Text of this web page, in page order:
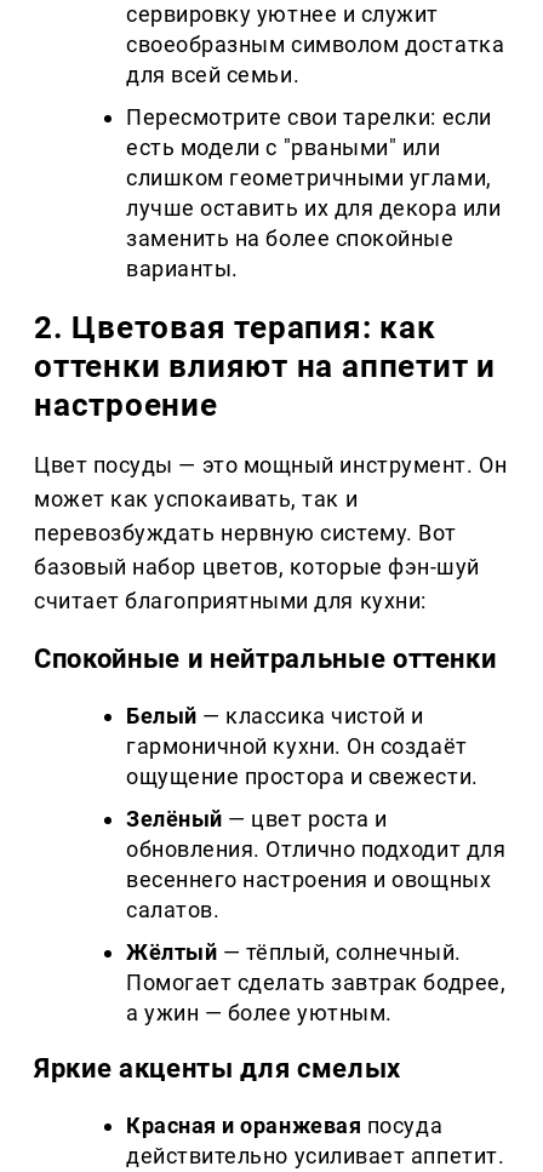
сервировку уютнее и служит
своеобразным символом достатка
для всей семьи.
Пересмотрите свои тарелки: если
есть модели с "рваными" или
слишком геометричными углами,
лучше оставить их для декора или
заменить на более спокойные
варианты.
2. Цветовая терапия: как
оттенки влияют на аппетит и
настроение
Цвет посуды — это мощный инструмент. Он
может как успокаивать, так и
перевозбуждать нервную систему. Вот
базовый набор цветов, которые фэн-шуй
считает благоприятными для кухни:
Спокойные и нейтральные оттенки
Белый — классика чистой и
гармоничной кухни. Он создаёт
ощущение простора и свежести.
Зелёный — цвет роста и
обновления. Отлично подходит для
весеннего настроения и овощных
салатов.
Жёлтый — тёплый, солнечный.
Помогает сделать завтрак бодрее,
а ужин — более уютным.
Яркие акценты для смелых
Красная и оранжевая посуда
действительно усиливает аппетит.